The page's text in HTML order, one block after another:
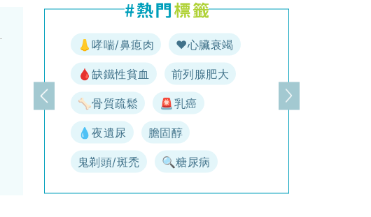
上一頁
👃哮喘/鼻瘜肉 ♥️心臟衰竭
🩸缺鐵性貧血 前列腺肥大
🦴骨質疏鬆 🚨乳癌
💧夜遺尿 膽固醇
鬼剃頭/斑禿 🔍糖尿病
下一頁